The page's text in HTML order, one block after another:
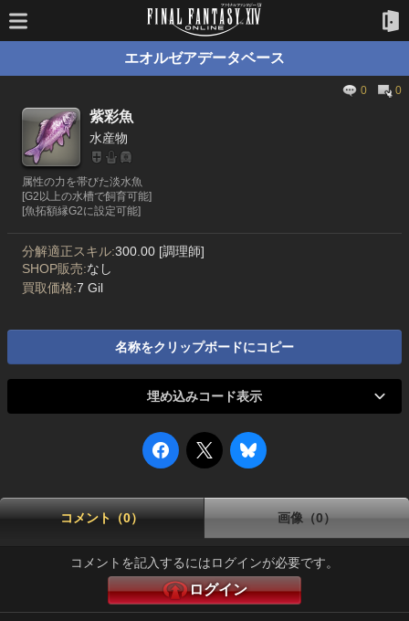
エオルゼアデータベース
0 0
紫彩魚
水産物
属性の力を帯びた淡水魚
[G2以上の水槽で飼育可能]
[魚拓額縁G2に設定可能]
分解適正スキル:300.00 [調理師]
SHOP販売:なし
買取価格:7 Gil
名称をクリップボードにコピー
埋め込みコード表示
コメント（0） 画像（0）
コメントを記入するにはログインが必要です。
ログイン